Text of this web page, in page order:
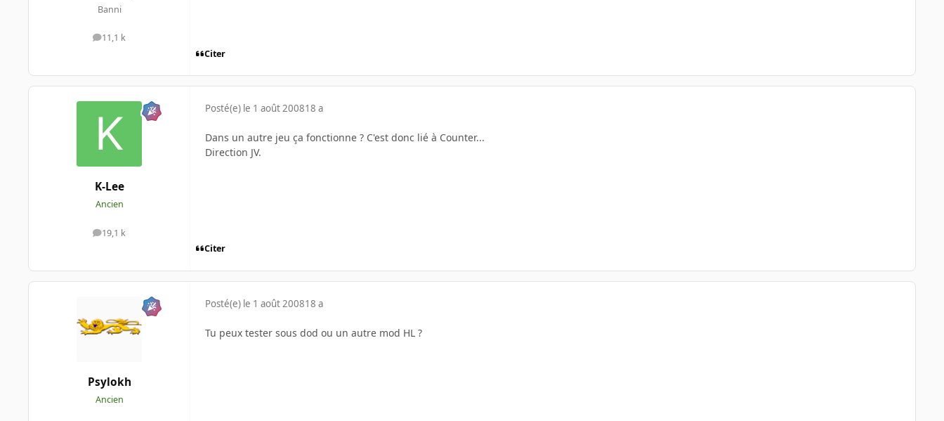
Banni
11,1 k
messages
Citer
K-Lee
Ancien
19,1 k
messages
Posté(e) le 1 août 200818 a
Dans un autre jeu ça fonctionne ? C'est donc lié à Counter...
Direction JV.
Citer
Psylokh
Ancien
Posté(e) le 1 août 200818 a
Tu peux tester sous dod ou un autre mod HL ?